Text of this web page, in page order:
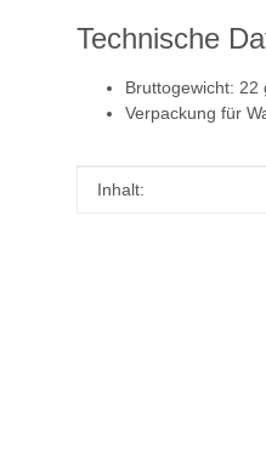
Technische
Bruttogewicht: 22
Verpackung für
Produkteigenschaft
Wert
Inhalt: